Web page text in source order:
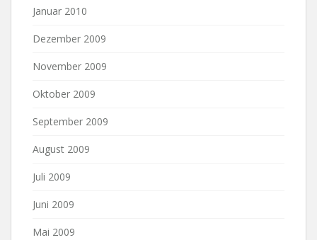
Januar 2010
Dezember 2009
November 2009
Oktober 2009
September 2009
August 2009
Juli 2009
Juni 2009
Mai 2009